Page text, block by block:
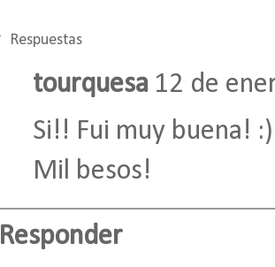
Respuestas
tourquesa 12 de
Si!! Fui muy buena!
Mil besos!
Responder